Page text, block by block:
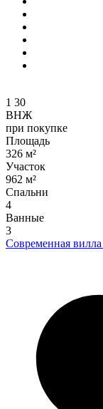
1 30
ВНЖ
при покупке
Площадь
326 м²
Участок
962 м²
Спальни
4
Ванные
3
Современная